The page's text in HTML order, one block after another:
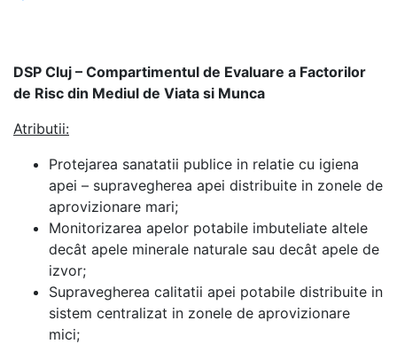
DSP Cluj – Compartimentul de Evaluare a Factorilor
de Risc din Mediul de Viata si Munca
Atributii:
Protejarea sanatatii publice in relatie cu igiena
apei – supravegherea apei distribuite in zonele de
aprovizionare mari;
Monitorizarea apelor potabile imbuteliate altele
decât apele minerale naturale sau decât apele de
izvor;
Supravegherea calitatii apei potabile distribuite in
sistem centralizat in zonele de aprovizionare
mici;